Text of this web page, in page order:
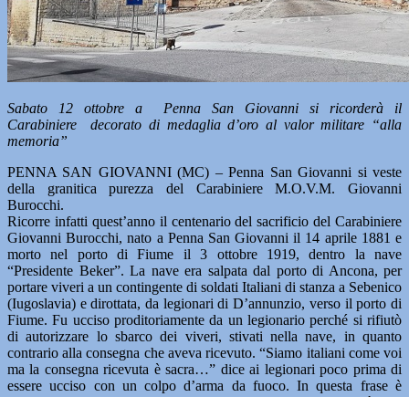
Sabato 12 ottobre a Penna San Giovanni si ricorderà il
Carabiniere decorato di medaglia d’oro al valor militare “alla
memoria”
PENNA SAN GIOVANNI (MC) – Penna San Giovanni si veste
della granitica purezza del Carabiniere M.O.V.M. Giovanni
Burocchi.
Ricorre infatti quest’anno il centenario del sacrificio del Carabiniere
Giovanni Burocchi, nato a Penna San Giovanni il 14 aprile 1881 e
morto nel porto di Fiume il 3 ottobre 1919, dentro la nave
“Presidente Beker”. La nave era salpata dal porto di Ancona, per
portare viveri a un contingente di soldati Italiani di stanza a Sebenico
(Iugoslavia) e dirottata, da legionari di D’annunzio, verso il porto di
Fiume. Fu ucciso proditoriamente da un legionario perché si rifiutò
di autorizzare lo sbarco dei viveri, stivati nella nave, in quanto
contrario alla consegna che aveva ricevuto. “Siamo italiani come voi
ma la consegna ricevuta è sacra…” dice ai legionari poco prima di
essere ucciso con un colpo d’arma da fuoco. In questa frase è